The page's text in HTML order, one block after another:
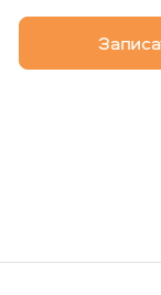
видам спорта,